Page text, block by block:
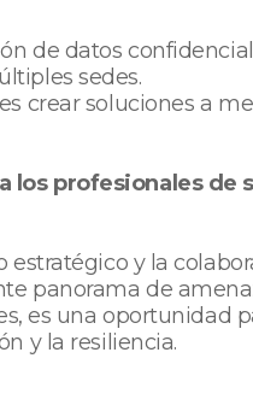
de datos
sedes.
crear soluciones a
los profesionales
y la
panorama de
es una oportunidad
y la resiliencia.